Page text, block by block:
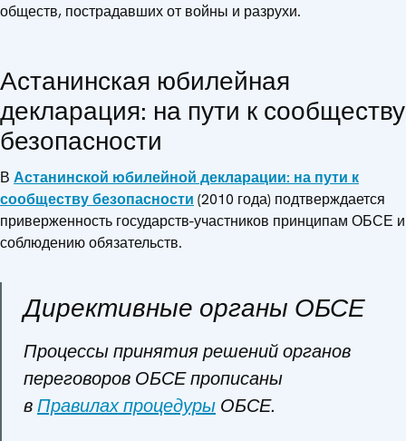
обществ, пострадавших от войны и разрухи.
Астанинская юбилейная
декларация: на пути к сообществу
безопасности
В Астанинской юбилейной декларации: на пути к
сообществу безопасности (2010 года) подтверждается
приверженность государств-участников принципам ОБСЕ и
соблюдению обязательств.
Директивные органы ОБСЕ
Процессы принятия решений органов
переговоров ОБСЕ прописаны
вПравилах процедуры ОБСЕ.